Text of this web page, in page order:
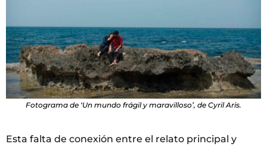
Fotograma de ‘Un mundo frágil y maravilloso’, de Cyril Aris.
Esta falta de conexión entre el relato principal y